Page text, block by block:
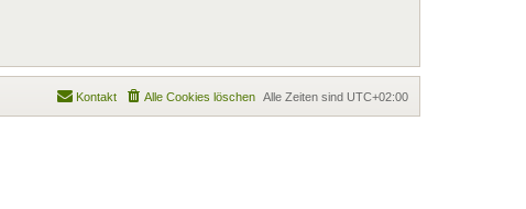
Alle Zeiten sind UTC+02:00
Alle Cookies löschen
Kontakt